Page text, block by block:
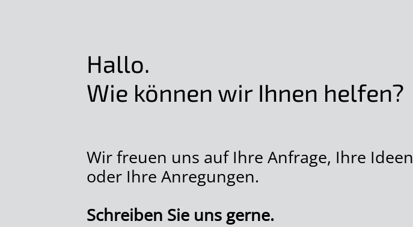
Hallo.
Wie können wir Ihnen helfen?
Wir freuen uns auf Ihre Anfrage, Ihre Ideen
oder Ihre Anregungen.
Schreiben Sie uns gerne.